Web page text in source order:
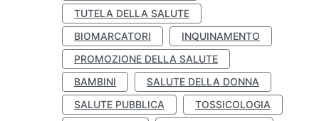
TUTELA DELLA SALUTE
BIOMARCATORI
INQUINAMENTO
PROMOZIONE DELLA SALUTE
BAMBINI
SALUTE DELLA DONNA
SALUTE PUBBLICA
TOSSICOLOGIA